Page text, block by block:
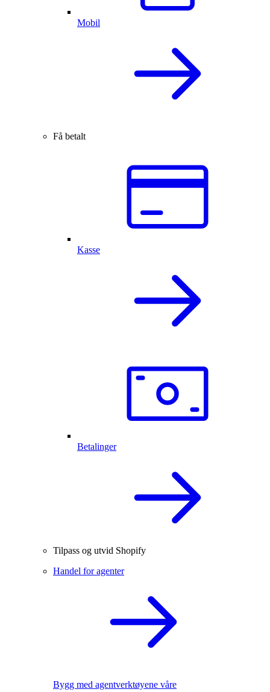
Mobil
Få betalt
Kasse
Betalinger
Tilpass og utvid Shopify
Handel for agenter
Bygg med agentverktøyene våre